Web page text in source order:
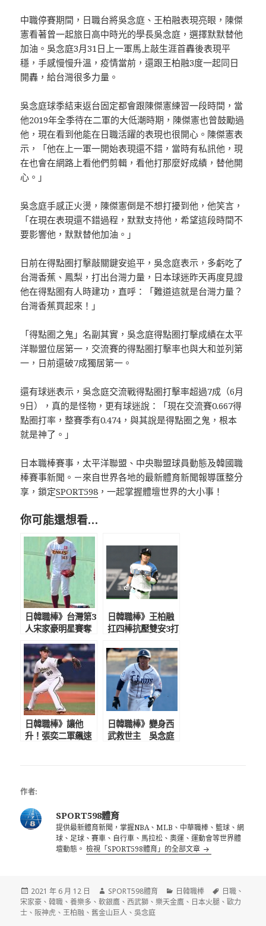
中職停賽期間，日職台將吳念庭、王柏融表現亮眼，陳傑
憲看著曾一起旅日高中時光的學長吳念庭，選擇默默替他
加油。吳念庭3月31日上一軍馬上敲生涯首轟後表現平
穩，手感慢慢升溫，疫情當前，還跟王柏融3度一起同日
開轟，給台灣很多力量。
吳念庭球季結束返台固定都會跟陳傑憲練習一段時間，當
他2019年全季待在二軍的大低潮時期，陳傑憲也曾鼓勵過
他，現在看到他能在日職活躍的表現也很開心。陳傑憲表
示，「他在上一軍一開始表現還不錯，當時有私訊他，現
在也會在網路上看他們剪輯，看他打那麼好成績，替他開
心。」
吳念庭手感正火燙，陳傑憲倒是不想打擾到他，他笑言，
「在現在表現還不錯過程，默默支持他，希望這段時間不
要影響他，默默替他加油。」
日前在得點圈打擊敲關鍵安追平，吳念庭表示，多虧吃了
台灣香蕉、鳳梨，打出台灣力量，日本球迷昨天再度見證
他在得點圈有人時建功，直呼：「難道這就是台灣力量？
台灣香蕉買起來！」
「得點圈之鬼」名副其實，吳念庭得點圈打擊成績在太平
洋聯盟位居第一，交流賽的得點圈打擊率也與大和並列第
一，日前還破7成獨居第一。
還有球迷表示，吳念庭交流戰得點圈打擊率超過7成（6月
9日），真的是怪物，更有球迷說：「現在交流賽0.667得
點圈打率，整賽季有0.474，與其說是得點圈之鬼，根本
就是神了。」
日本職棒賽事，太平洋聯盟、中央聯盟球員動態及韓國職
棒賽事新聞。－來自世界各地的最新體育新聞報導匯整分
享，鎖定SPORT598 ，一起掌握體壇世界的大小事！
你可能還想看…
日韓職棒》台灣第3
人宋家豪明星賽奪
壘打大賽冠軍抱百
萬獎金
日韓職棒》王柏融
扛四棒抗壓雙安3打
強勁安打建功
日韓職棒》讓他
升！張奕二軍飆速
日韓職棒》變身西
武救世主 吳念庭
作者:
SPORT598體育
提供最新體育新聞，掌握NBA、MLB、中華職棒、籃球、網
球、足球、賽車、自行車、馬拉松、奧運、運動會等世界體
壇動態。檢視「SPORT598體育」的全部文章
發
佈
日
2021 年 6 月 12 日
作
者
SPORT598體育
分
類
日韓職棒
標
籤
日職 、
宋家豪 、韓職 、養樂多 、軟銀鷹 、西武獅 、樂天金鷹 、 日本火腿 、歐力
士 、 阪神虎 、王柏融 、舊金山巨人 、吳念庭